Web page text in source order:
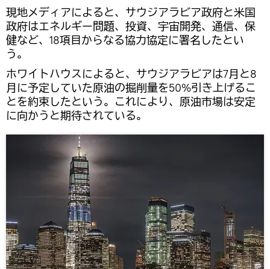
現地メディアによると、サウジアラビア政府と米国
政府はエネルギー問題、投資、宇宙開発、通信、保
健など、18項目からなる協力協定に署名したとい
う。
ホワイトハウスによると、サウジアラビアは7月と8
月に予定していた原油の掘削量を50%引き上げるこ
とを約束したという。これにより、原油市場は安定
に向かうと期待されている。